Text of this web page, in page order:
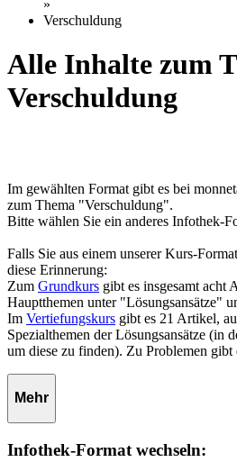
»
Verschuldung
Alle Inhalte zum
Verschuldung
Im gewählten Format gibt es bei
zum Thema "Verschuldung".
Bitte wählen Sie ein anderes Infothek-
Falls Sie aus einem unserer Kurs-
diese Erinnerung:
Zum Grundkurs gibt es insgesamt acht
Hauptthemen unter "Lösungsansätze"
Im Vertiefungskurs gibt es 21 Artikel,
Spezialthemen der Lösungsansätze (in
um diese zu finden). Zu Problemen gibt
Mehr
Infothek-Format wechseln: